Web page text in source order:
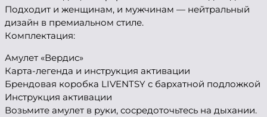
Подходит и женщинам, и мужчинам — нейтральный
дизайн в премиальном стиле.
Комплектация:
Амулет «Вердис»
Карта-легенда и инструкция активации
Брендовая коробка LIVENTSY с бархатной подложкой
Инструкция активации
Возьмите амулет в руки, сосредоточьтесь на дыхании.